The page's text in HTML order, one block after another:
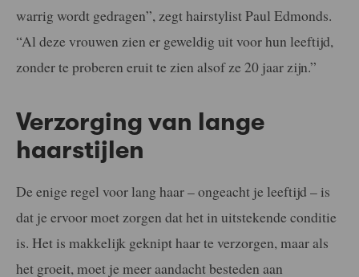
warrig wordt gedragen”, zegt hairstylist Paul Edmonds.
“Al deze vrouwen zien er geweldig uit voor hun leeftijd,
zonder te proberen eruit te zien alsof ze 20 jaar zijn.”
Verzorging van lange
haarstijlen
De enige regel voor lang haar – ongeacht je leeftijd – is
dat je ervoor moet zorgen dat het in uitstekende conditie
is. Het is makkelijk geknipt haar te verzorgen, maar als
het groeit, moet je meer aandacht besteden aan